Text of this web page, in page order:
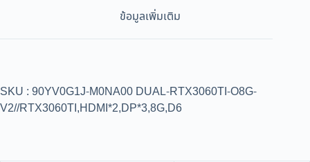
ข้อมูลเพิ่มเติม
SKU : 90YV0G1J-M0NA00 DUAL-RTX3060TI-O8G-
V2//RTX3060TI,HDMI*2,DP*3,8G,D6